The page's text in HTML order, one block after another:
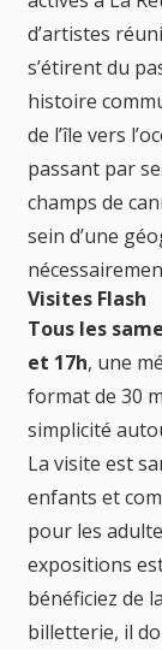
d’artistes
s’étirent du
histoire
de l’île vers
passant par
champs de
sein d’une
Visites Flash
Tous les
et 17h, une
format de 30
simplicité
La visite est
enfants et
pour les
expositions
bénéficiez de
billetterie, il